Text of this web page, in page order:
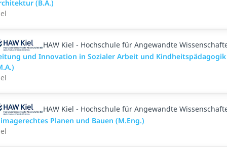
(B.A.)
HAW Kiel - Hochschule für Angewandte
und Innovation in Sozialer Arbeit und Kindheitspädagogik
HAW Kiel - Hochschule für Angewandte
Planen und Bauen (M.Eng.)